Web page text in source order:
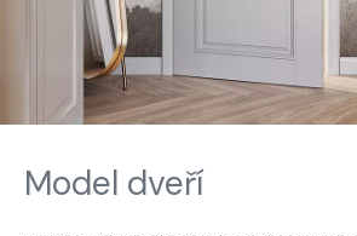
Model dveří